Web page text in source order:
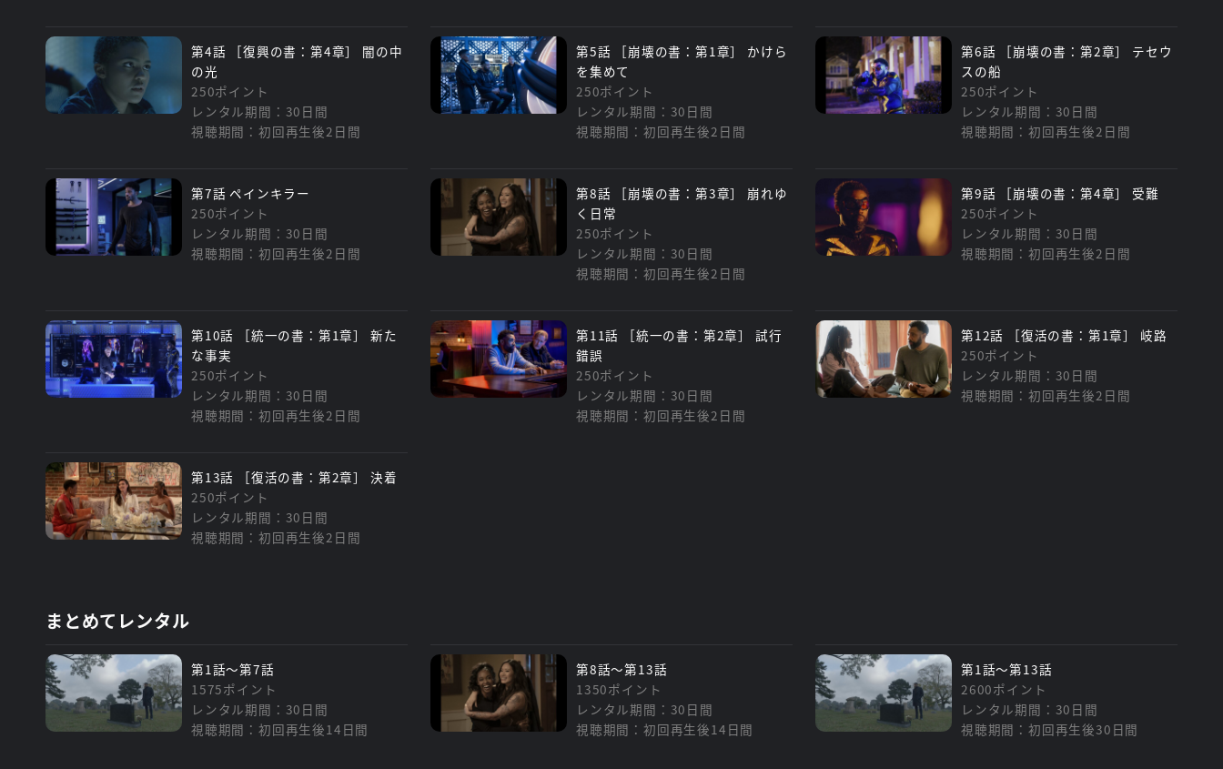
第4話 ［復興の書：第4章］ 闇の中
の光
250ポイント
レンタル期間：30日間
視聴期間：初回再生後2日間
第5話 ［崩壊の書：第1章］ かけら
を集めて
250ポイント
レンタル期間：30日間
視聴期間：初回再生後2日間
第6話 ［崩壊の書：第2章］ テセウ
スの船
250ポイント
レンタル期間：30日間
視聴期間：初回再生後2日間
第7話 ペインキラー
250ポイント
レンタル期間：30日間
視聴期間：初回再生後2日間
第8話 ［崩壊の書：第3章］ 崩れゆ
く日常
250ポイント
レンタル期間：30日間
視聴期間：初回再生後2日間
第9話 ［崩壊の書：第4章］ 受難
250ポイント
レンタル期間：30日間
視聴期間：初回再生後2日間
第10話 ［統一の書：第1章］ 新た
な事実
250ポイント
レンタル期間：30日間
視聴期間：初回再生後2日間
第11話 ［統一の書：第2章］ 試行
錯誤
250ポイント
レンタル期間：30日間
視聴期間：初回再生後2日間
第12話 ［復活の書：第1章］ 岐路
250ポイント
レンタル期間：30日間
視聴期間：初回再生後2日間
第13話 ［復活の書：第2章］ 決着
250ポイント
レンタル期間：30日間
視聴期間：初回再生後2日間
まとめてレンタル
第1話～第7話
1575ポイント
レンタル期間：30日間
視聴期間：初回再生後14日間
第8話～第13話
1350ポイント
レンタル期間：30日間
視聴期間：初回再生後14日間
第1話～第13話
2600ポイント
レンタル期間：30日間
視聴期間：初回再生後30日間